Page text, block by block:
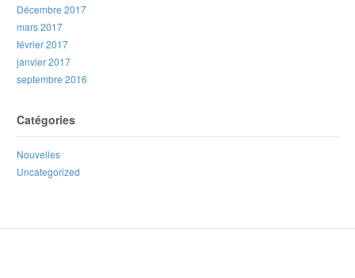
Décembre 2017
mars 2017
février 2017
janvier 2017
septembre 2016
Catégories
Nouvelles
Uncategorized